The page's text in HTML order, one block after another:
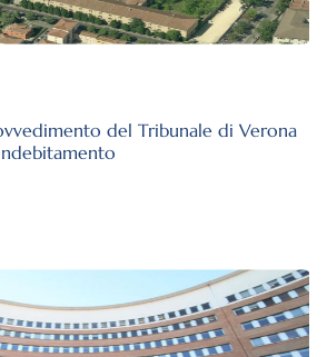
del Tribunale di Verona